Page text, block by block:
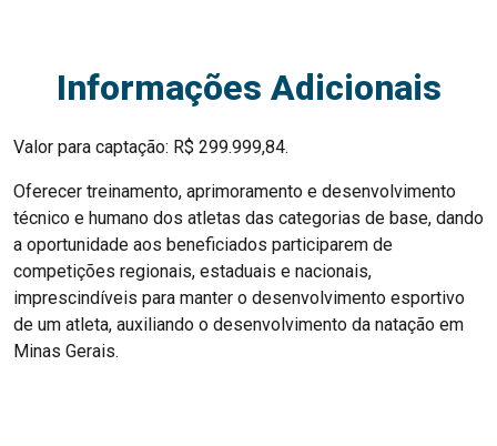
Informações Adicionais
Valor para captação: R$ 299.999,84.
Oferecer treinamento, aprimoramento e desenvolvimento
técnico e humano dos atletas das categorias de base, dando
a oportunidade aos beneficiados participarem de
competições regionais, estaduais e nacionais,
imprescindíveis para manter o desenvolvimento esportivo
de um atleta, auxiliando o desenvolvimento da natação em
Minas Gerais.